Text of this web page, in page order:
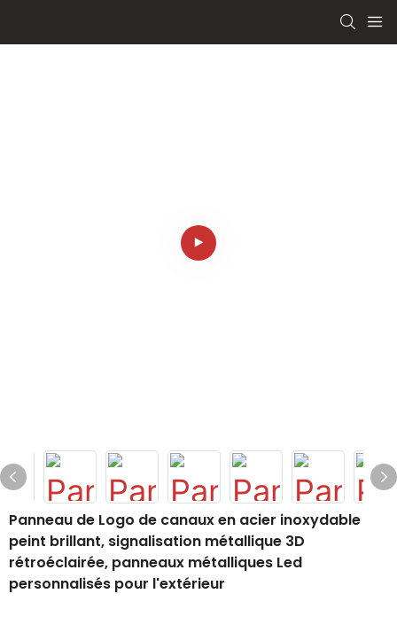
Panneau de Logo de canaux en acier inoxydable
peint brillant, signalisation métallique 3D
rétroéclairée, panneaux métalliques Led
personnalisés pour l'extérieur